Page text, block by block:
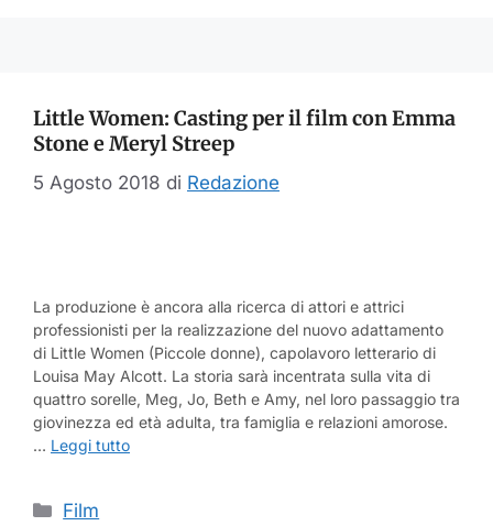
Little Women: Casting per il film con Emma
Stone e Meryl Streep
5 Agosto 2018 di Redazione
La produzione è ancora alla ricerca di attori e attrici
professionisti per la realizzazione del nuovo adattamento
di Little Women (Piccole donne), capolavoro letterario di
Louisa May Alcott. La storia sarà incentrata sulla vita di
quattro sorelle, Meg, Jo, Beth e Amy, nel loro passaggio tra
giovinezza ed età adulta, tra famiglia e relazioni amorose.
… Leggi tutto
Categorie
Film